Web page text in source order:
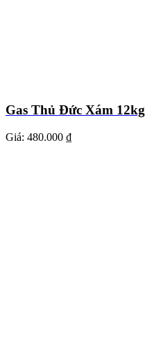
Gas Thủ Đức Xám 12kg
Giá: 480.000 ₫